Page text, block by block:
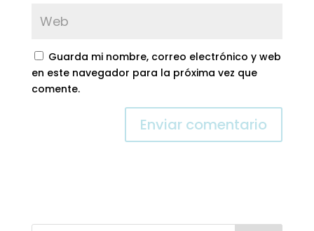
Guarda mi nombre, correo electrónico y web
en este navegador para la próxima vez que
comente.